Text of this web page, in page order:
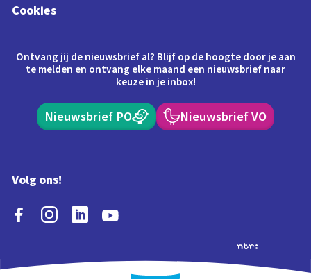
Cookies
Ontvang jij de nieuwsbrief al? Blijf op de hoogte door je aan
te melden en ontvang elke maand een nieuwsbrief naar
keuze in je inbox!
Nieuwsbrief PO Nieuwsbrief VO
Volg ons!